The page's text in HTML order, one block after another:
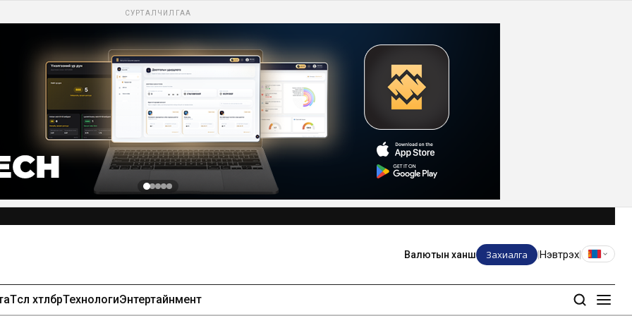
СУРТАЛЧИЛГАА
Валютын ханш Захиалга Нэвтрэх
Төсөл хөтөлбөрТехнологиЭнтертайнмент